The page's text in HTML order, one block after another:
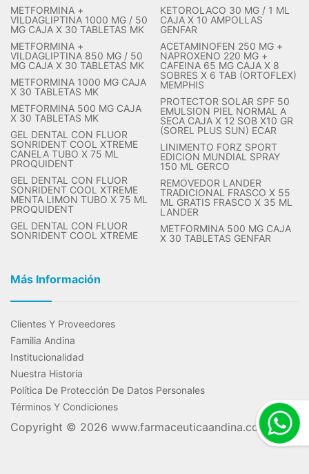
METFORMINA +
VILDAGLIPTINA 1000 MG / 50
MG CAJA X 30 TABLETAS MK
METFORMINA +
VILDAGLIPTINA 850 MG / 50
MG CAJA X 30 TABLETAS MK
METFORMINA 1000 MG CAJA
X 30 TABLETAS MK
METFORMINA 500 MG CAJA
X 30 TABLETAS MK
GEL DENTAL CON FLUOR
SONRIDENT COOL XTREME
CANELA TUBO X 75 ML
PROQUIDENT
GEL DENTAL CON FLUOR
SONRIDENT COOL XTREME
MENTA LIMON TUBO X 75 ML
PROQUIDENT
GEL DENTAL CON FLUOR
SONRIDENT COOL XTREME
KETOROLACO 30 MG / 1 ML
CAJA X 10 AMPOLLAS
GENFAR
ACETAMINOFEN 250 MG +
NAPROXENO 220 MG +
CAFEINA 65 MG CAJA X 8
SOBRES X 6 TAB (ORTOFLEX)
MEMPHIS
PROTECTOR SOLAR SPF 50
EMULSION PIEL NORMAL A
SECA CAJA X 12 SOB X10 GR
(SOREL PLUS SUN) ECAR
LINIMENTO FORZ SPORT
EDICION MUNDIAL SPRAY
150 ML GERCO
REMOVEDOR LANDER
TRADICIONAL FRASCO X 55
ML GRATIS FRASCO X 35 ML
LANDER
METFORMINA 500 MG CAJA
X 30 TABLETAS GENFAR
Más Información
Clientes Y Proveedores
Familia Andina
Institucionalidad
Nuestra Historia
Política De Protección De Datos Personales
Términos Y Condiciones
Copyright © 2026 www.farmaceuticaandina.com